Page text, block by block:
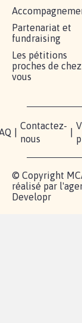
Partenariat et
fundraising
Les pétitions
proches de chez
vous
Contactez-
nous
© Copyright
réalisé par
Developr